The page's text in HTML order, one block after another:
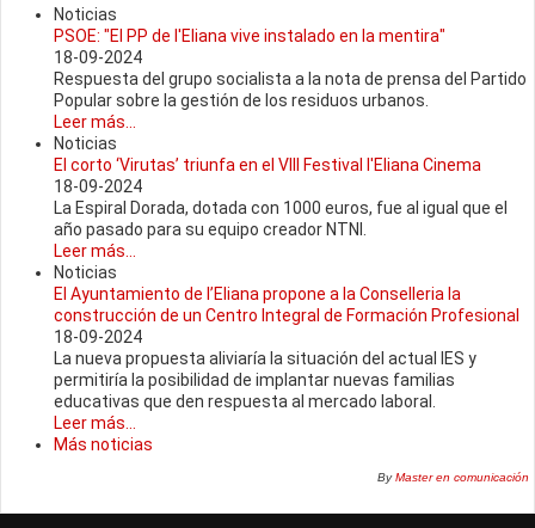
Noticias
PSOE: "El PP de l'Eliana vive instalado en la mentira"
18-09-2024
Respuesta del grupo socialista a la nota de prensa del Partido
Popular sobre la gestión de los residuos urbanos.
Leer más...
Noticias
El corto ‘Virutas’ triunfa en el VIII Festival l'Eliana Cinema
18-09-2024
La Espiral Dorada, dotada con 1000 euros, fue al igual que el
año pasado para su equipo creador NTNI.
Leer más...
Noticias
El Ayuntamiento de l’Eliana propone a la Conselleria la
construcción de un Centro Integral de Formación Profesional
18-09-2024
La nueva propuesta aliviaría la situación del actual IES y
permitiría la posibilidad de implantar nuevas familias
educativas que den respuesta al mercado laboral.
Leer más...
Más noticias
ByMaster en comunicación